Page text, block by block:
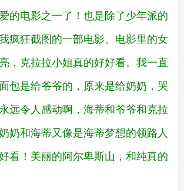
的电影之一了！也是除了少年派的
疯狂截图的一部电影。电影里的女
，克拉拉小姐真的好好看。我一直
包是给爷爷的，原来是给奶奶，哭
远令人感动啊，海蒂和爷爷和克拉
奶和海蒂又像是海蒂梦想的领路人
看！美丽的阿尔卑斯山，和纯真的